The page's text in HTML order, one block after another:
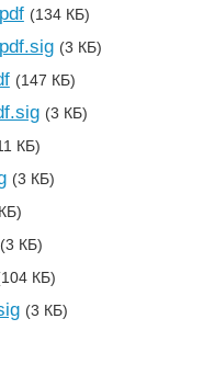
(134 КБ)
(3 КБ)
(147 КБ)
(3 КБ)
КБ)
(3 КБ)
(3 КБ)
КБ)
(3 КБ)